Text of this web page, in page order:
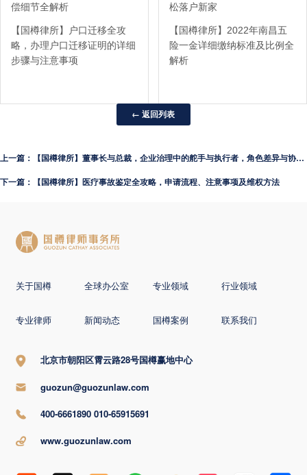
偿细节全解析
【国樽律所】户口迁移全攻
略，办理户口迁移证明的详细
步骤与注意事项
松落户新家
【国樽律所】2022年南昌五
险一金详细缴纳标准及比例全
解析
← 返回列表
上一篇：【国樽律所】董事长与总裁，企业治理中的舵手与执行者，角色差异与协同之道
下一篇：【国樽律所】医疗事故鉴定全攻略，申请流程、注意事项及维权方法
关于国樽 全球办公室 专业领域 行业领域
专业律师 新闻动态 国樽案例 联系我们
北京市朝阳区霄云路28号国樽赢地中心
guozun@guozunlaw.com
400-6661890 010-65915691
www.guozunlaw.com